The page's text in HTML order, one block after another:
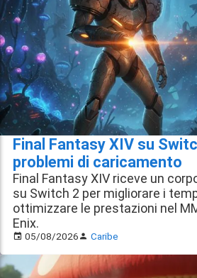
Final Fantasy XIV su
problemi di caricamento
Final Fantasy XIV riceve un
su Switch 2 per migliorare i
ottimizzare le prestazioni nel
Enix.
05/08/2026 Caribe